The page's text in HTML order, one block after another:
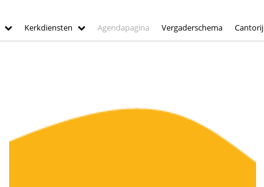
Kerkdiensten Agendapagina Vergaderschema Cantorij